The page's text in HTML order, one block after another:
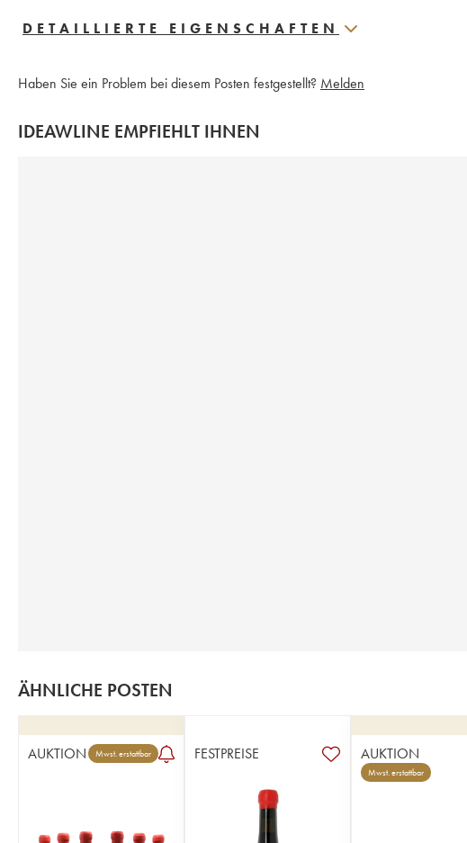
DETAILLIERTE EIGENSCHAFTEN
Haben Sie ein Problem bei diesem Posten festgestellt? Melden
IDEAWLINE EMPFIEHLT IHNEN
ÄHNLICHE POSTEN
AUKTION Mwst. erstattbar FESTPREISE AUKTION
Mwst. erstattbar